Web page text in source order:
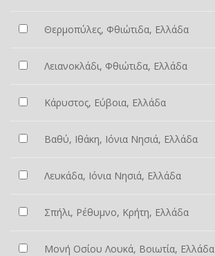
Θερμοπύλες, Φθιώτιδα, Ελλάδα
Λειανοκλάδι, Φθιώτιδα, Ελλάδα
Κάρυστος, Εύβοια, Ελλάδα
Βαθύ, Ιθάκη, Ιόνια Νησιά, Ελλάδα
Λευκάδα, Ιόνια Νησιά, Ελλάδα
Σπήλι, Ρέθυμνο, Κρήτη, Ελλάδα
Μονή Οσίου Λουκά, Βοιωτία, Ελλάδα